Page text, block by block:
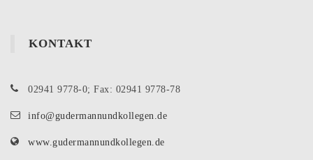
KONTAKT
02941 9778-0; Fax: 02941 9778-78
info@gudermannundkollegen.de
www.gudermannundkollegen.de